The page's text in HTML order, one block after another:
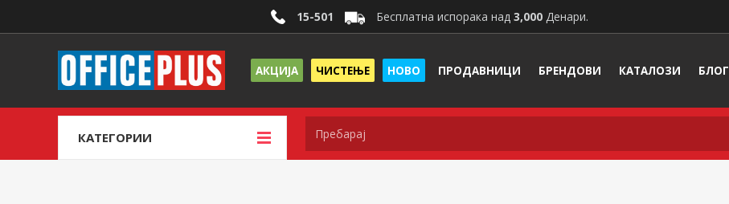
15-501 Бесплатна испорака над 3,000 Денари.
АКЦИЈА ЧИСТЕЊЕ НОВО ПРОДАВНИЦИ БРЕНДОВИ КАТАЛОЗИ БЛОГ
КАТЕГОРИИ